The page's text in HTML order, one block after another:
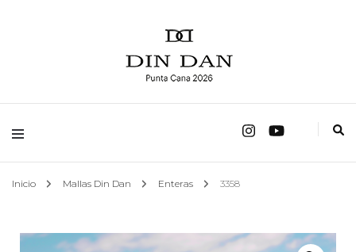
Mallas Din Dan
Inicio Mallas Din Dan Enteras 3358